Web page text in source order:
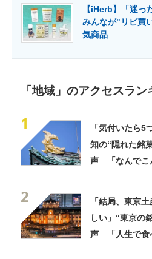
【iHerb】「迷っ
みんなが"リピ買
気商品
「地域」のアクセスラン
1
「気付いたら5
知の“隠れた銘
声 「なんでこ
2
「結局、東京
しい」“東京の
声 「人生で食